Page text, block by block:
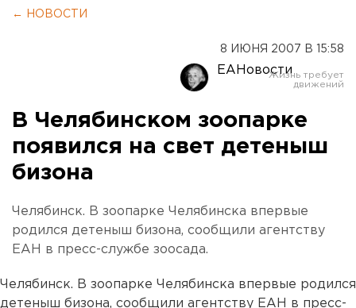
← НОВОСТИ
8 ИЮНЯ 2007 В 15:58
ЕАНовости
В Челябинском зоопарке
появился на свет детеныш
бизона
Челябинск. В зоопарке Челябинска впервые
родился детеныш бизона, сообщили агентству
ЕАН в пресс-службе зоосада.
Челябинск. В зоопарке Челябинска впервые родился
детеныш бизона, сообщили агентству ЕАН в пресс-